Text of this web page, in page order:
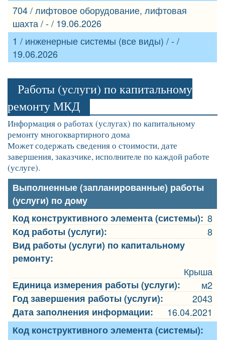
704 / лифтовое оборудование, лифтовая
шахта / - / 19.06.2026
1 / инженерные системы (все виды) / - /
19.06.2026
Работы (услуги) по капитальному
ремонту МКД
Информация о работах (услугах) по капитальному
ремонту многоквартирного дома
Может содержать сведения о стоимости, дате
завершения, заказчике, исполнителе по каждой работе
(услуге).
Выполненные (запланированные) работы
(услуги) по дому
Код конструктивного элемента (системы): 8
Код работы (услуги):
8
Вид работы (услуги) по капитальному
ремонту:
Крыша
Единица измерения работы (услуги):
м2
Год завершения работы (услуги):
2043
Дата заполнения информации:
16.04.2021
Код конструктивного элемента (системы):